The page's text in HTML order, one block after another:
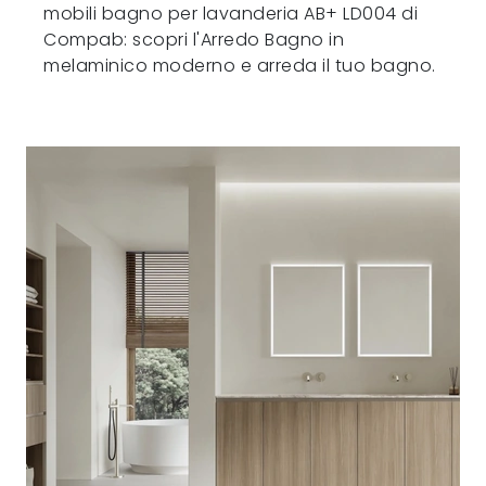
mobili bagno per lavanderia AB+ LD004 di
Compab: scopri l'Arredo Bagno in
melaminico moderno e arreda il tuo bagno.